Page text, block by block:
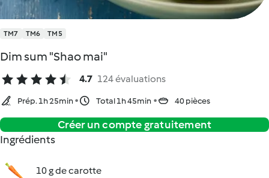
TM7 TM6 TM5
Dim sum "Shao mai"
4.7 124 évaluations
Prép. 1h 25min Total 1h 45min 40 pièces
Créer un compte gratuitement
Ingrédients
10 g de carotte